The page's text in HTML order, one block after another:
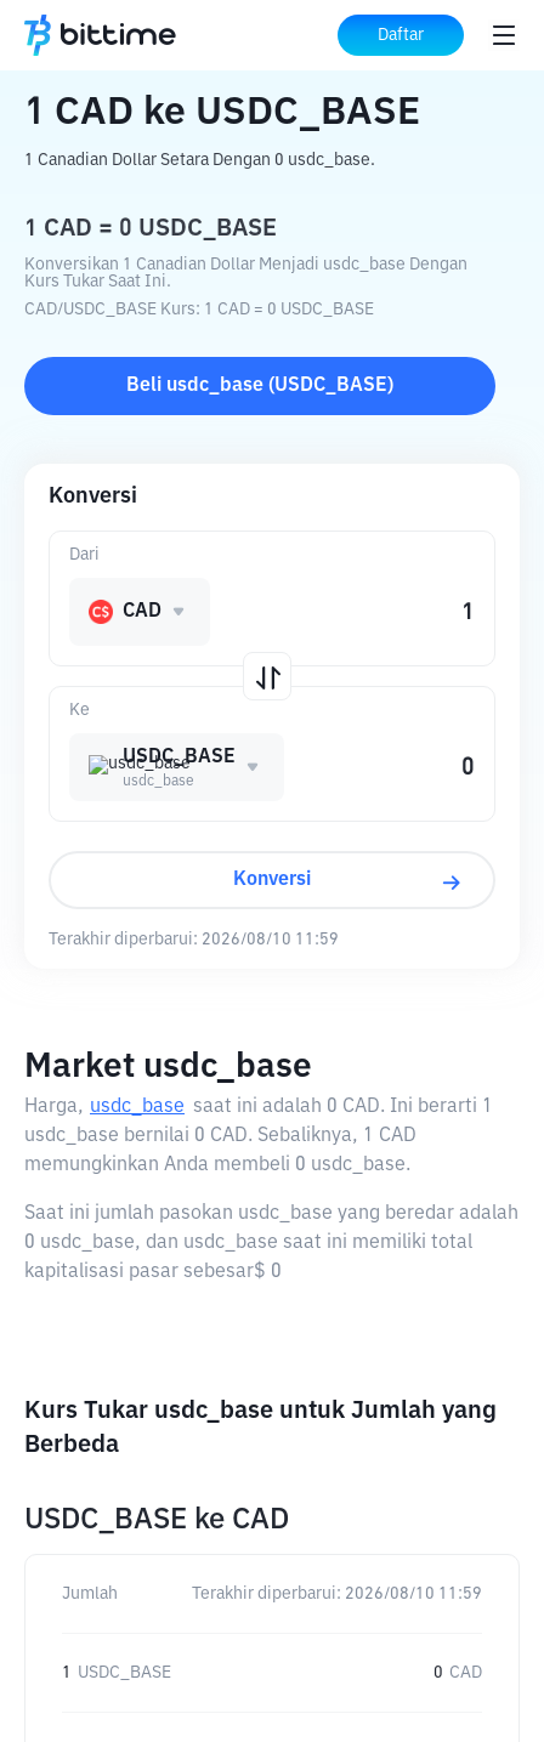
Daftar
Beranda Konverter Kripto ke USDC_BASE
1 CAD ke USDC_BASE
1 Canadian Dollar Setara Dengan 0 usdc_base.
1 CAD = 0 USDC_BASE
Konversikan 1 Canadian Dollar Menjadi usdc_base Dengan
Kurs Tukar Saat Ini.
CAD/USDC_BASE Kurs: 1 CAD = 0 USDC_BASE
Beli usdc_base (USDC_BASE)
Konversi
Ke
USDC_BASE
usdc_base
Dari
CAD
Konversi
Terakhir diperbarui: 2026/08/10 11:59
Market usdc_base
Harga, usdc_base saat ini adalah 0 CAD. Ini berarti 1
usdc_base bernilai 0 CAD. Sebaliknya, 1 CAD
memungkinkan Anda membeli 0 usdc_base.
Saat ini jumlah pasokan usdc_base yang beredar adalah
0 usdc_base, dan usdc_base saat ini memiliki total
kapitalisasi pasar sebesar$ 0
Kurs Tukar usdc_base untuk Jumlah yang
Berbeda
USDC_BASE ke CAD
Jumlah Terakhir diperbarui: 2026/08/10 11:59
1 USDC_BASE 0 CAD